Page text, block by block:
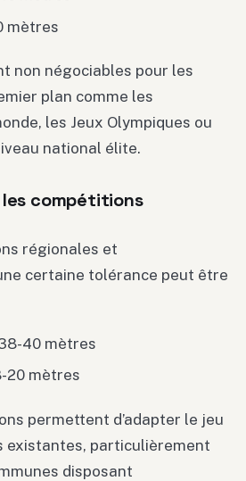
mètres
non négociables pour les
plan comme les
les Jeux Olympiques ou
national élite.
compétitions
régionales et
certaine tolérance peut être
40 mètres
20 mètres
permettent d’adapter le jeu
particulièrement
disposant